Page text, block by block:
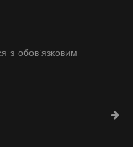
з обов'язковим